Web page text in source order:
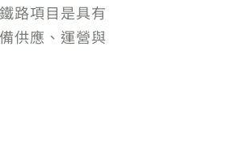
路項目是具有
供應、運營與